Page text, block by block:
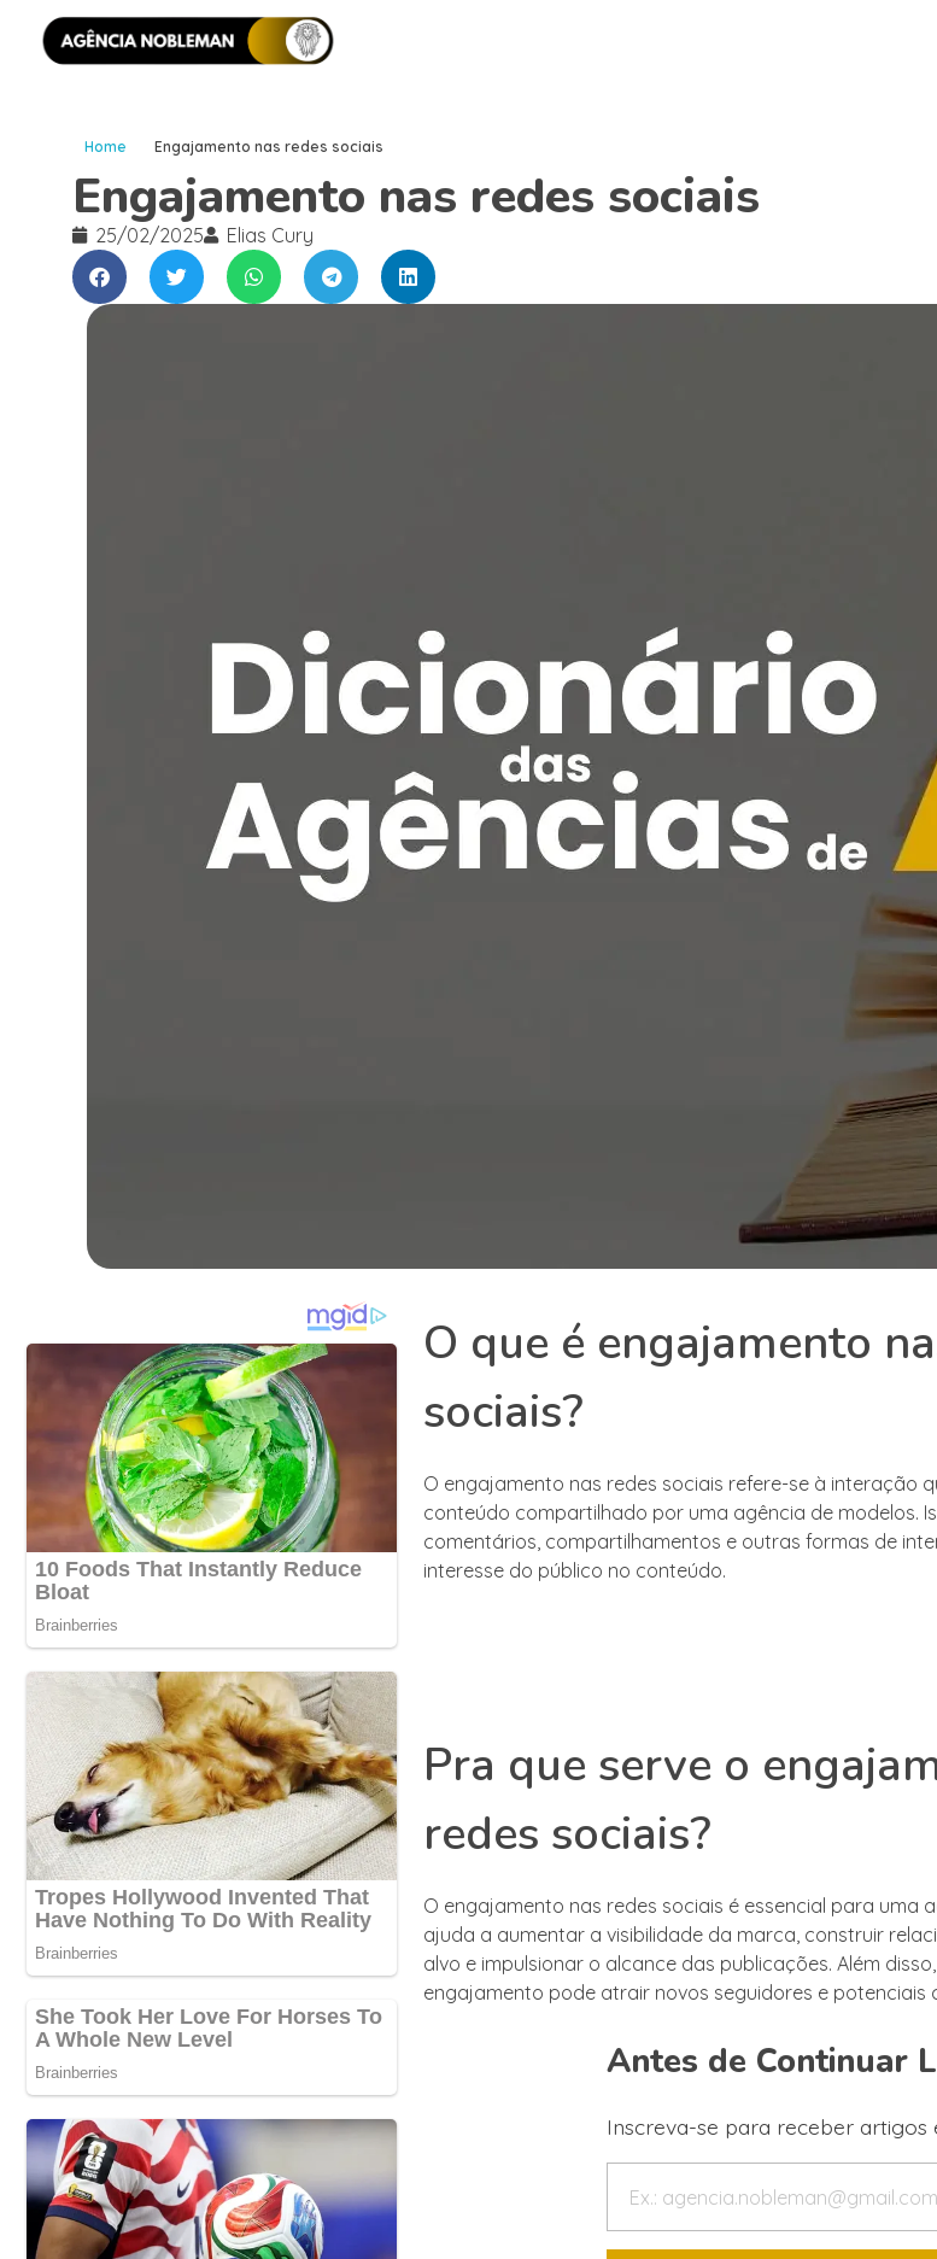
Home Engajamento nas redes sociais
Engajamento nas redes sociais
25/02/2025 Elias Cury
O que é engajamento
sociais?
O engajamento nas redes sociais refere-se à interação
conteúdo compartilhado por uma agência de modelos.
comentários, compartilhamentos e outras formas de
interesse do público no conteúdo.
Pra que serve o
redes sociais?
O engajamento nas redes sociais é essencial para uma
ajuda a aumentar a visibilidade da marca, construir
alvo e impulsionar o alcance das publicações. Além
engajamento pode atrair novos seguidores e potenciais
Antes de Continuar
Inscreva-se para receber artigos